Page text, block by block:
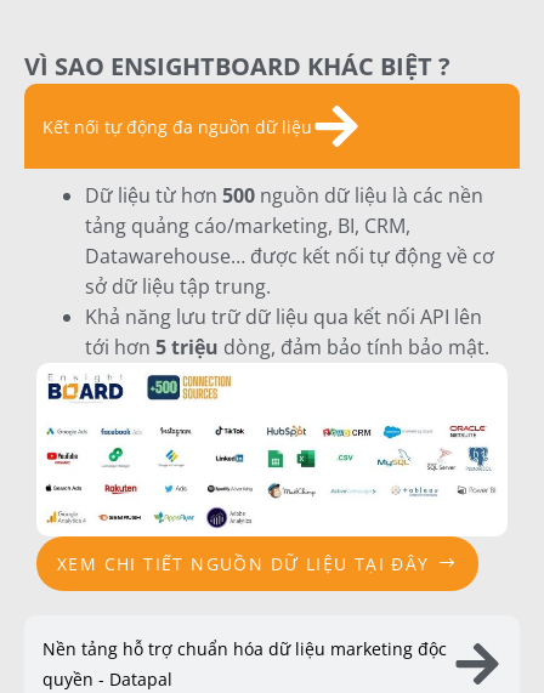
VÌ SAO ENSIGHTBOARD KHÁC BIỆT ?
Kết nối tự động đa nguồn dữ liệu
Nền tảng hỗ trợ chuẩn hóa dữ liệu marketing độc
quyền - Datapal
Dữ liệu từ hơn 500 nguồn dữ liệu là các nền
tảng quảng cáo/marketing, BI, CRM,
Datawarehouse… được kết nối tự động về cơ
sở dữ liệu tập trung.
Khả năng lưu trữ dữ liệu qua kết nối API lên
tới hơn 5 triệu dòng, đảm bảo tính bảo mật.
XEM CHI TIẾT NGUỒN DỮ LIỆU TẠI ĐÂY